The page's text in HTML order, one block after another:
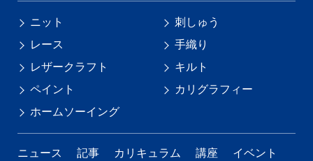
ニット
刺しゅう
レース
手織り
レザークラフト
キルト
ペイント
カリグラフィー
ホームソーイング
ニュース 記事 カリキュラム 講座 イベント